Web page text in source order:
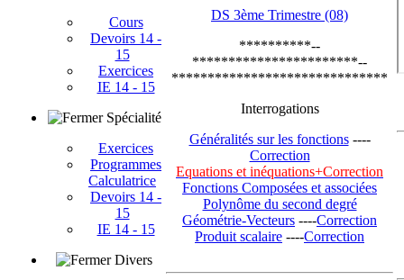
Cours
Devoirs 14 -
15
Exercices
IE 14 - 15
Spécialité
Exercices
Programmes
Calculatrice
Devoirs 14 -
15
IE 14 - 15
Divers
DS 3ème Trimestre (08)
**********--
***********************--
******************************
Interrogations
Généralités sur les fonctions----
Correction
Equations et inéquations+Correction
Fonctions Composées et associées
Polynôme du second degré
Géométrie-Vecteurs ----Correction
Produit scalaire ----Correction